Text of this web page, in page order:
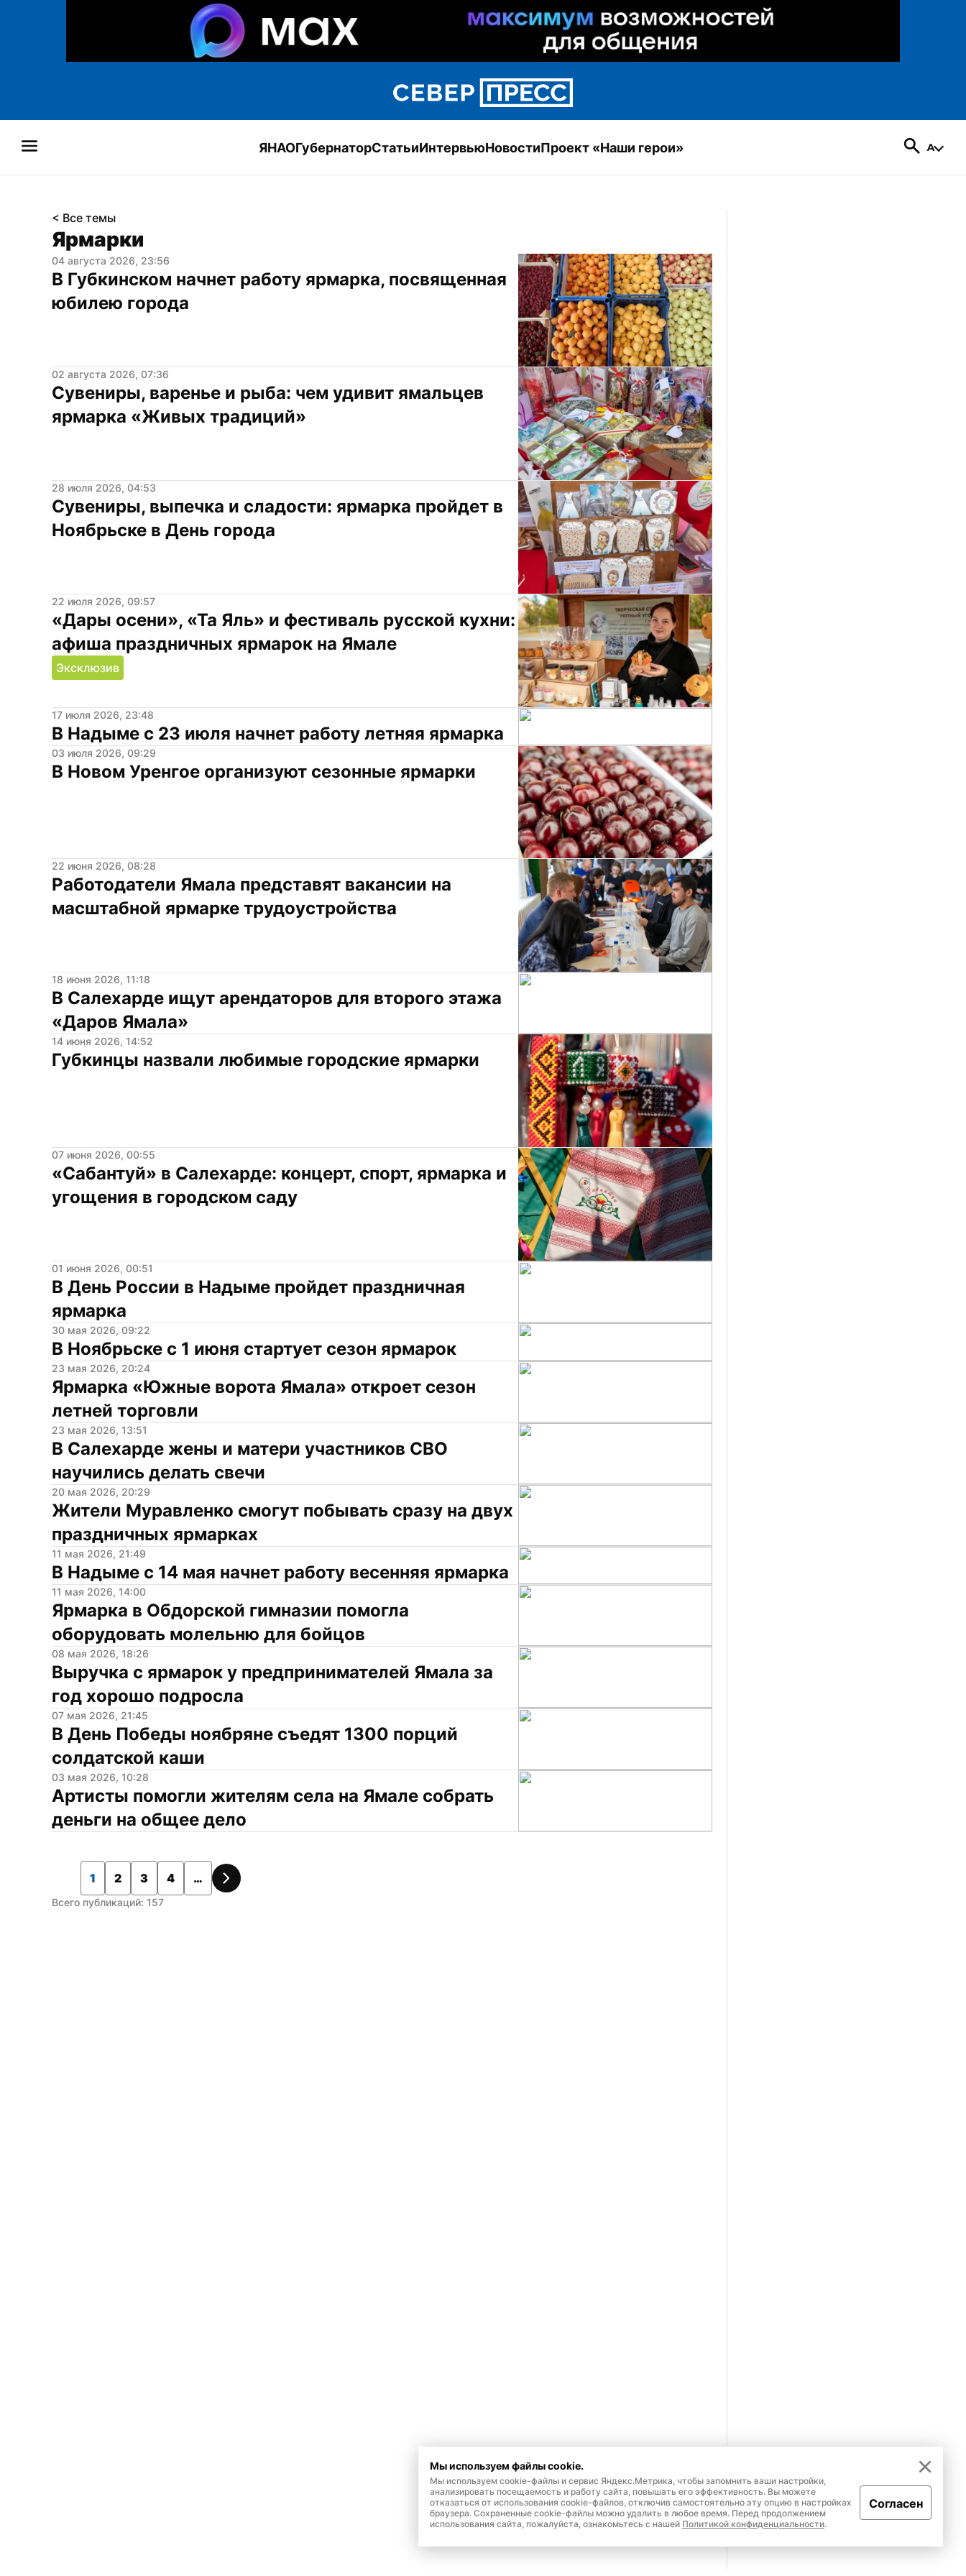
ЯНАОГубернаторСтатьиИнтервьюНовостиПроект «Наши герои»
< Все темы
Ярмарки
04 августа 2026, 23:56
В Губкинском начнет работу ярмарка, посвященная
юбилею города
02 августа 2026, 07:36
Сувениры, варенье и рыба: чем удивит ямальцев
ярмарка «Живых традиций»
28 июля 2026, 04:53
Сувениры, выпечка и сладости: ярмарка пройдет в
Ноябрьске в День города
22 июля 2026, 09:57
«Дары осени», «Та Яль» и фестиваль русской кухни:
афиша праздничных ярмарок на Ямале
Эксклюзив
17 июля 2026, 23:48
В Надыме с 23 июля начнет работу летняя ярмарка
03 июля 2026, 09:29
В Новом Уренгое организуют сезонные ярмарки
22 июня 2026, 08:28
Работодатели Ямала представят вакансии на
масштабной ярмарке трудоустройства
18 июня 2026, 11:18
В Салехарде ищут арендаторов для второго этажа
«Даров Ямала»
14 июня 2026, 14:52
Губкинцы назвали любимые городские ярмарки
07 июня 2026, 00:55
«Сабантуй» в Салехарде: концерт, спорт, ярмарка и
угощения в городском саду
01 июня 2026, 00:51
В День России в Надыме пройдет праздничная
ярмарка
30 мая 2026, 09:22
В Ноябрьске с 1 июня стартует сезон ярмарок
23 мая 2026, 20:24
Ярмарка «Южные ворота Ямала» откроет сезон
летней торговли
23 мая 2026, 13:51
В Салехарде жены и матери участников СВО
научились делать свечи
20 мая 2026, 20:29
Жители Муравленко смогут побывать сразу на двух
праздничных ярмарках
11 мая 2026, 21:49
В Надыме с 14 мая начнет работу весенняя ярмарка
11 мая 2026, 14:00
Ярмарка в Обдорской гимназии помогла
оборудовать молельню для бойцов
08 мая 2026, 18:26
Выручка с ярмарок у предпринимателей Ямала за
год хорошо подросла
07 мая 2026, 21:45
В День Победы ноябряне съедят 1300 порций
солдатской каши
03 мая 2026, 10:28
Артисты помогли жителям села на Ямале собрать
деньги на общее дело
1 2 3 4 …
Всего публикаций: 157
Мы используем файлы cookie.
Мы используем cookie-файлы и сервис Яндекс.Метрика, чтобы запомнить ваши настройки,
анализировать посещаемость и работу сайта, повышать его эффективность. Вы можете
отказаться от использования cookie-файлов, отключив самостоятельно эту опцию в настройках
браузера. Сохраненные cookie-файлы можно удалить в любое время. Перед продолжением
использования сайта, пожалуйста, ознакомьтесь с нашей Политикой конфиденциальности.
Согласен